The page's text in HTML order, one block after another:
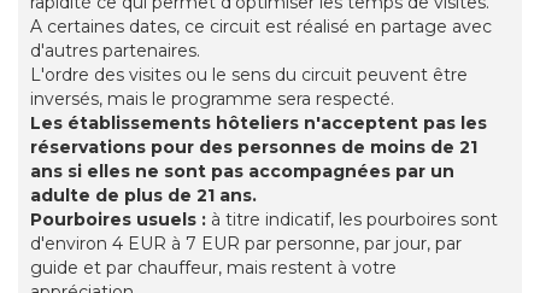
A certaines dates, ce circuit est réalisé en partage avec
d'autres partenaires.
L'ordre des visites ou le sens du circuit peuvent être
inversés, mais le programme sera respecté.
Les établissements hôteliers n'acceptent pas les
réservations pour des personnes de moins de 21
ans si elles ne sont pas accompagnées par un
adulte de plus de 21 ans.
Pourboires usuels : à titre indicatif, les pourboires sont
d'environ 4 EUR à 7 EUR par personne, par jour, par
guide et par chauffeur, mais restent à votre